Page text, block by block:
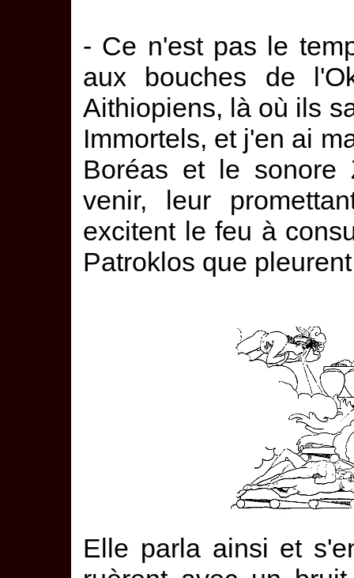
- Ce n'est pas le
aux bouches de
Aithiopiens, là où ils
Immortels, et j'en ai
Boréas et le sonore
venir, leur
excitent le feu à
Patroklos que
Elle parla ainsi et